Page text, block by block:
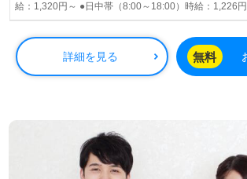
給：1,320円～ ●日中帯（8:00～18:00）時給：1,226
朝夜間（6:00～8:00／18:00～22:00）時給：1,226円
18:00）時給：1,226円～ 昇給あり
詳細を見る 無料